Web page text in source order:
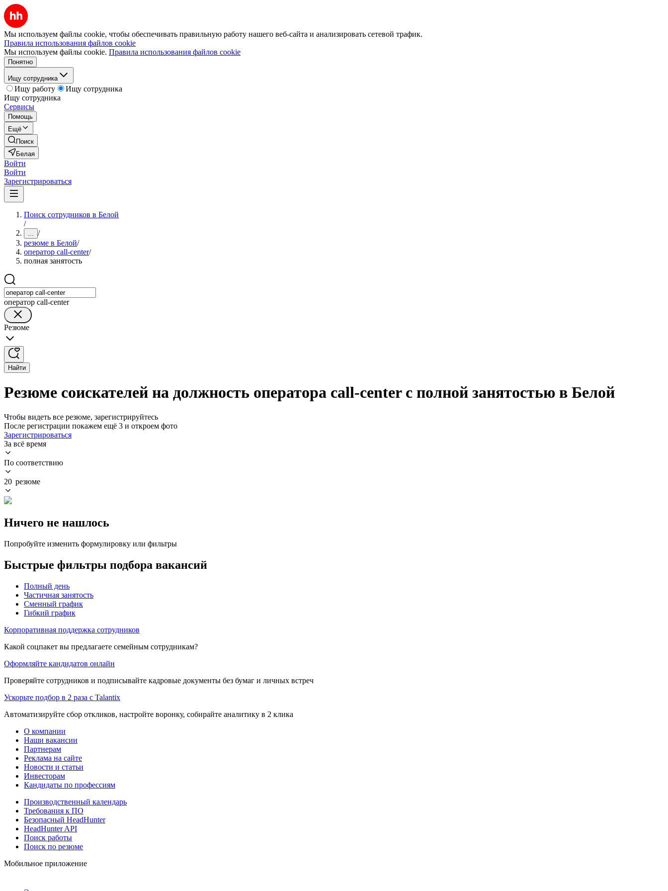
Мы используем файлы cookie, чтобы обеспечивать правильную работу нашего веб-сайта и анализировать сетевой трафик.
Правила использования файлов cookie
Мы используем файлы cookie. Правила использования файлов cookie
Понятно
Ищу сотрудника
Ищу работу
Ищу сотрудника
Ищу сотрудника
Сервисы
Помощь
Ещё
Поиск
Белая
Войти
Войти
Зарегистрироваться
Поиск сотрудников в Белой
/
... /
резюме в Белой/
оператор call-center/
полная занятость
оператор call-center
Резюме
Найти
Резюме соискателей на должность оператора call-center с полной занятостью в Белой
Чтобы видеть все резюме, зарегистрируйтесь
После регистрации покажем ещё 3 и откроем фото
Зарегистрироваться
За всё время
По соответствию
20 резюме
Ничего не нашлось
Попробуйте изменить формулировку или фильтры
Быстрые фильтры подбора вакансий
Полный день
Частичная занятость
Сменный график
Гибкий график
Корпоративная поддержка сотрудников
Какой соцпакет вы предлагаете семейным сотрудникам?
Оформляйте кандидатов онлайн
Проверяйте сотрудников и подписывайте кадровые документы без бумаг и личных встреч
Ускорьте подбор в 2 раза с Talantix
Автоматизируйте сбор откликов, настройте воронку, собирайте аналитику в 2 клика
О компании
Наши вакансии
Партнерам
Реклама на сайте
Новости и статьи
Инвесторам
Кандидаты по профессиям
Производственный календарь
Требования к ПО
Безопасный HeadHunter
HeadHunter API
Поиск работы
Поиск по резюме
Мобильное приложение